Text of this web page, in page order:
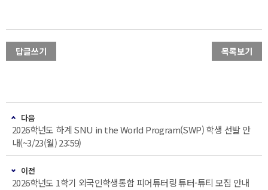
답글쓰기 목록보기
다음
2026학년도 하계 SNU in the World Program(SWP) 학생 선발 안
내(~3/23(월) 23:59)
이전
2026학년도 1학기 외국인학생통합 피어튜터링 튜터-튜티 모집 안내